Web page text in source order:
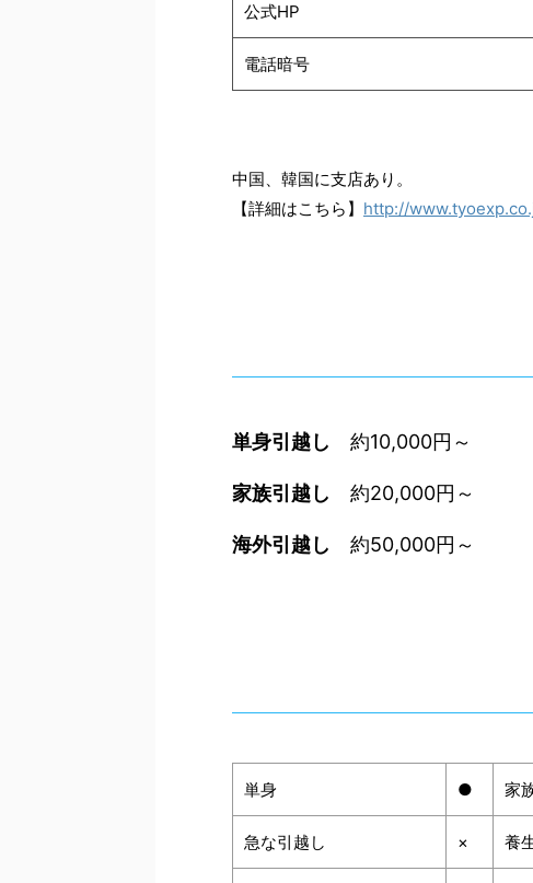
公式HP
電話暗号
中国、韓国に支店あり。
【詳細はこちら】 http://
単身引越し 約10,000円～
家族引越し 約20,000円～
海外引越し 約50,000円～
単身 ● 家
急な引越し × 養